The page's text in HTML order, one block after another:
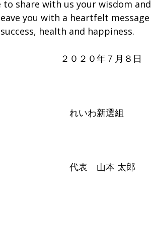
share with us your wisdom
you with a heartfelt
health and happiness.
月８日
選組
太郎